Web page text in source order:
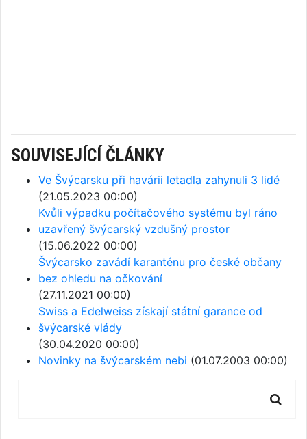
SOUVISEJÍCÍ ČLÁNKY
Ve Švýcarsku při havárii letadla zahynuli 3 lidé
(21.05.2023 00:00)
Kvůli výpadku počítačového systému byl ráno
uzavřený švýcarský vzdušný prostor
(15.06.2022 00:00)
Švýcarsko zavádí karanténu pro české občany
bez ohledu na očkování
(27.11.2021 00:00)
Swiss a Edelweiss získají státní garance od
švýcarské vlády
(30.04.2020 00:00)
Novinky na švýcarském nebi (01.07.2003 00:00)